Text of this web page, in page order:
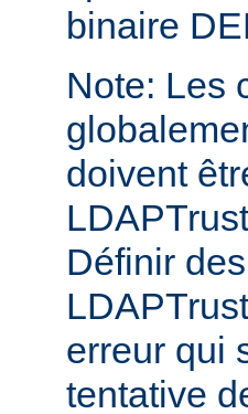
binaire
Note: Les
doivent
Définir
erreur qui
tentative